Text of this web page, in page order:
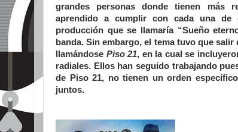
grandes personas donde tienen más
aprendido a cumplir con cada una de
producción que se llamaría “Sueño
banda. Sin embargo, el tema tuvo que
llamándose Piso 21, en la cual se
radiales. Ellos han seguido trabajando
de Piso 21, no tienen un orden
juntos.